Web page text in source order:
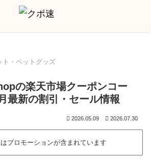
ト・ペットグッズ
の楽天市場クーポンコー
最新の割引・セール情報
2026.05.09 2026.07.30
プロモーションが含まれています